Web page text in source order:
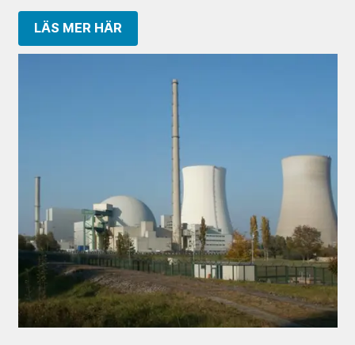
LÄS MER HÄR